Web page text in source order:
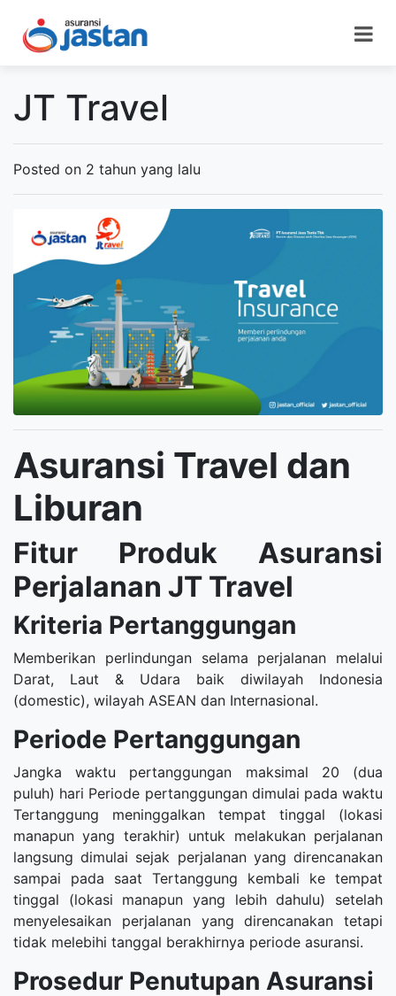
JT Travel
Posted on 2 tahun yang lalu
Asuransi Travel dan
Liburan
Fitur Produk Asuransi
Perjalanan JT Travel
Kriteria Pertanggungan
Memberikan perlindungan selama perjalanan melalui
Darat, Laut & Udara baik diwilayah Indonesia
(domestic), wilayah ASEAN dan Internasional.
Periode Pertanggungan
Jangka waktu pertanggungan maksimal 20 (dua
puluh) hari Periode pertanggungan dimulai pada waktu
Tertanggung meninggalkan tempat tinggal (lokasi
manapun yang terakhir) untuk melakukan perjalanan
langsung dimulai sejak perjalanan yang direncanakan
sampai pada saat Tertanggung kembali ke tempat
tinggal (lokasi manapun yang lebih dahulu) setelah
menyelesaikan perjalanan yang direncanakan tetapi
tidak melebihi tanggal berakhirnya periode asuransi.
Prosedur Penutupan Asuransi